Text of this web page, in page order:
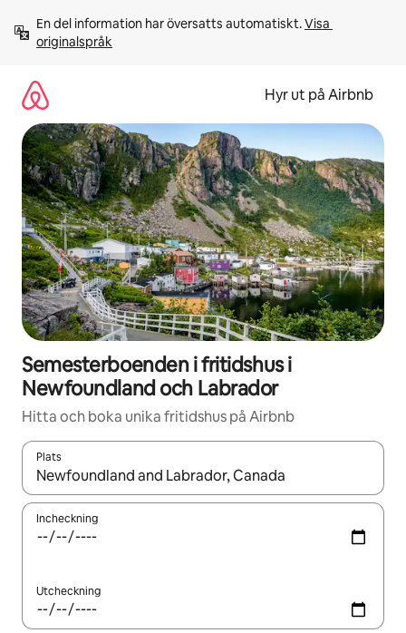
innehåll
En del information har översatts automatiskt. Visa
originalspråk
Hyr ut på Airbnb
Semesterboenden i fritidshus i
Newfoundland och Labrador
Hitta och boka unika fritidshus på Airbnb
Plats
När resultaten är tillgängliga kan du navigera med upp- och
Incheckning
Utcheckning